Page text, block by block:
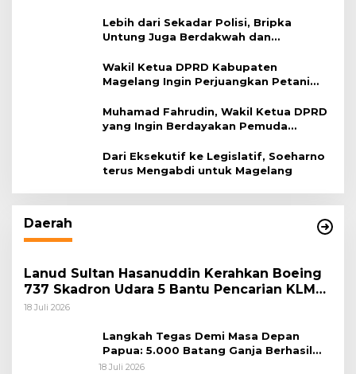
Lebih dari Sekadar Polisi, Bripka
Untung Juga Berdakwah dan
Wakil Ketua DPRD Kabupaten
Magelang Ingin Perjuangkan Petani
Muhamad Fahrudin, Wakil Ketua DPRD
yang Ingin Berdayakan Pemuda
Dari Eksekutif ke Legislatif, Soeharno
terus Mengabdi untuk Magelang
Daerah
Lanud Sultan Hasanuddin Kerahkan Boeing
737 Skadron Udara 5 Bantu Pencarian KLM
Nurul Salsa di Perairan Selayar
18 Juli 2026
Langkah Tegas Demi Masa Depan
Papua: 5.000 Batang Ganja Berhasil
Diungkap Koops TNI Habema
18 Juli 2026